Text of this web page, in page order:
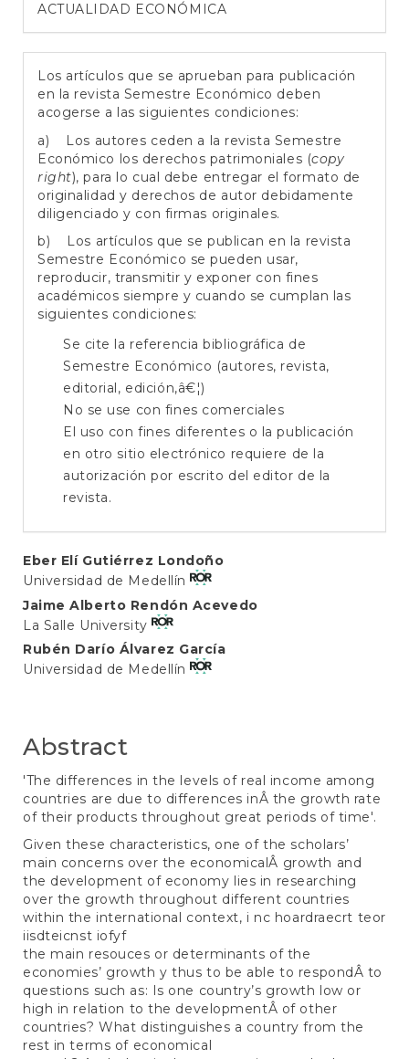
ACTUALIDAD ECONÓMICA
Los artículos que se aprueban para publicación
en la revista Semestre Económico deben
acogerse a las siguientes condiciones:
a) Los autores ceden a la revista Semestre
Económico los derechos patrimoniales (copy
right), para lo cual debe entregar el formato de
originalidad y derechos de autor debidamente
diligenciado y con firmas originales.
b) Los artículos que se publican en la revista
Semestre Económico se pueden usar,
reproducir, transmitir y exponer con fines
académicos siempre y cuando se cumplan las
siguientes condiciones:
Se cite la referencia bibliográfica de
Semestre Económico (autores, revista,
editorial, edición,â€¦)
No se use con fines comerciales
El uso con fines diferentes o la publicación
en otro sitio electrónico requiere de la
autorización por escrito del editor de la
revista.
Main
Article
Content
Eber Elí Gutiérrez Londoño
Universidad de Medellín
Jaime Alberto Rendón Acevedo
La Salle University
Rubén Darío Álvarez García
Universidad de Medellín
Abstract
'The differences in the levels of real income among
countries are due to differences inÂ the growth rate
of their products throughout great periods of time'.
Given these characteristics, one of the scholars’
main concerns over the economicalÂ growth and
the development of economy lies in researching
over the growth throughout different countries
within the international context, i nc hoardraecrt teor
iisdteicnst iofyf
the main resouces or determinants of the
economies’ growth y thus to be able to respondÂ to
questions such as: Is one country’s growth low or
high in relation to the developmentÂ of other
countries? What distinguishes a country from the
rest in terms of economical